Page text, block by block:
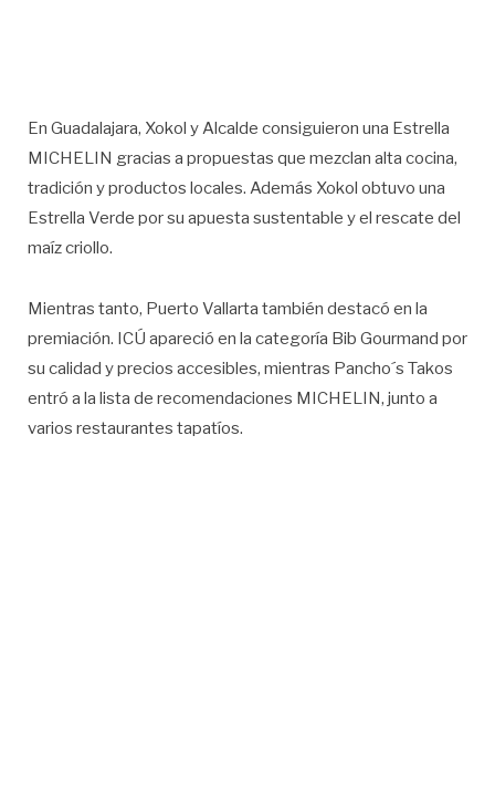
En Guadalajara, Xokol y Alcalde consiguieron una Estrella
MICHELIN gracias a propuestas que mezclan alta cocina,
tradición y productos locales. Además Xokol obtuvo una
Estrella Verde por su apuesta sustentable y el rescate del
maíz criollo.
Mientras tanto, Puerto Vallarta también destacó en la
premiación. ICÚ apareció en la categoría Bib Gourmand por
su calidad y precios accesibles, mientras Pancho´s Takos
entró a la lista de recomendaciones MICHELIN, junto a
varios restaurantes tapatíos.